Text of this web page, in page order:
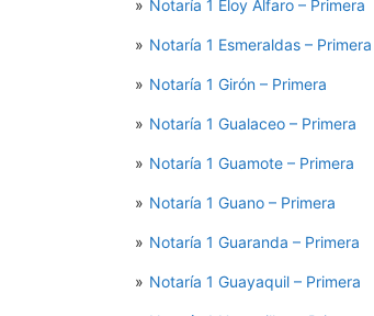
Notaría 1 Eloy Alfaro – Primera
Notaría 1 Esmeraldas – Primera
Notaría 1 Girón – Primera
Notaría 1 Gualaceo – Primera
Notaría 1 Guamote – Primera
Notaría 1 Guano – Primera
Notaría 1 Guaranda – Primera
Notaría 1 Guayaquil – Primera